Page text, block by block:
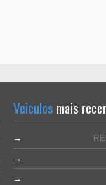
Veiculos mais
→
→
→